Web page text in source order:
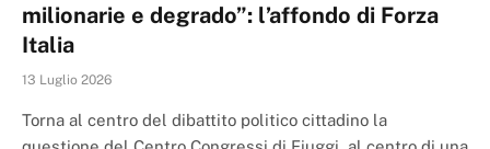
milionarie e degrado”: l’affondo di Forza
Italia
13 Luglio 2026
Torna al centro del dibattito politico cittadino la